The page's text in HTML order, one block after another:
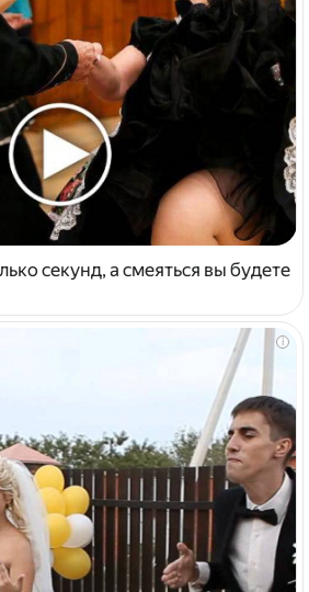
секунд, а смеяться вы будете
i